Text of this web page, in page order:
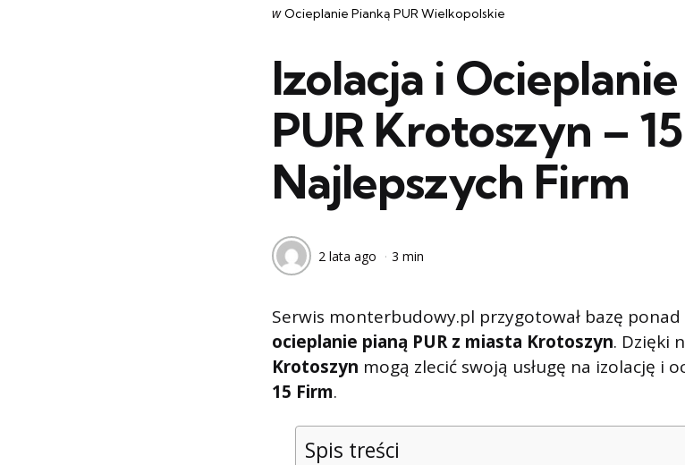
Categories
post
w Ocieplanie Pianką PUR Wielkopolskie
Izolacja i
PUR Krotoszyn – 15
Najlepszych Firm
2 lata ago 3 min
Serwis monterbudowy.pl przygotował bazę ponad
ocieplanie pianą PUR z miasta Krotoszyn. Dzięki
Krotoszyn mogą zlecić swoją usługę na izolację i
15 Firm.
Spis treści